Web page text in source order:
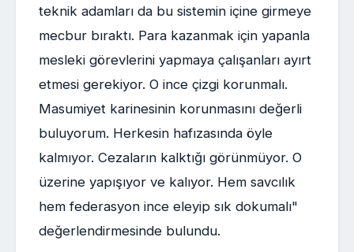
teknik adamları da bu sistemin içine girmeye
mecbur bıraktı. Para kazanmak için yapanla
mesleki görevlerini yapmaya çalışanları ayırt
etmesi gerekiyor. O ince çizgi korunmalı.
Masumiyet karinesinin korunmasını değerli
buluyorum. Herkesin hafızasında öyle
kalmıyor. Cezaların kalktığı görünmüyor. O
üzerine yapışıyor ve kalıyor. Hem savcılık
hem federasyon ince eleyip sık dokumalı"
değerlendirmesinde bulundu.